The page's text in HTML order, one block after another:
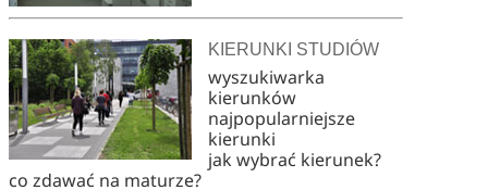
KIERUNKI STUDIÓW
wyszukiwarka
kierunków
najpopularniejsze
kierunki
jak wybrać kierunek?
co zdawać na maturze?